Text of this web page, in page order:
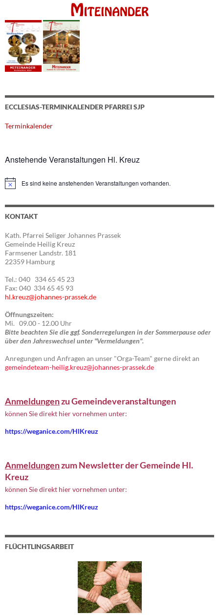
ECCLESIAS-TERMINKALENDER PFARREI SJP
Terminkalender
Anstehende Veranstaltungen Hl. Kreuz
HinweisEs sind keine anstehenden Veranstaltungen vorhanden.
KONTAKT
Kath. Pfarrei Seliger Johannes Prassek
Gemeinde Heilig Kreuz
Farmsener Landstr. 181
22359 Hamburg
Tel.: 040 334 65 45 23
Fax: 040 334 65 45 93
hl.kreuz@johannes-prassek.de
Öffnungszeiten:
Mi. 09.00 - 12.00 Uhr
Bitte beachten Sie die ggf. Sonderregelungen in der Sommerpause oder
über den Jahreswechsel unter "Vermeldungen".
Anregungen und Anfragen an unser "Orga-Team" gerne direkt an
gemeindeteam-heilig.kreuz@johannes-prassek.de
Anmeldungenzu Gemeindeveranstaltungen
können Sie direkt hier vornehmen unter:
https://weganice.com/HlKreuz
Anmeldungenzum Newsletter der Gemeinde Hl.
Kreuz
können Sie direkt hier vornehmen unter:
https://weganice.com/HlKreuz
FLÜCHTLINGSARBEIT